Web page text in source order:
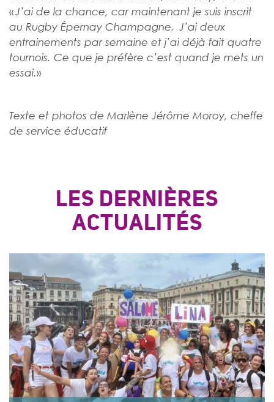
«J’ai de la chance, car maintenant je suis inscrit
au Rugby Épernay Champagne. J’ai deux
entrainements par semaine et j’ai déjà fait quatre
tournois. Ce que je préfère c’est quand je mets un
essai.»
Texte et photos de Marlène Jérôme Moroy, cheffe
de service éducatif
LES DERNIÈRES
ACTUALITÉS